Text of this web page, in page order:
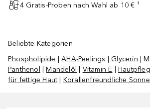
4 Gratis-Proben nach Wahl ab 10 € ¹
Beliebte Kategorien
Phospholipide |AHA-Peelings Glycerin |
Panthenol
|Mandelöl Vitamin E |
für fettige Haut
Korallenfreundliche